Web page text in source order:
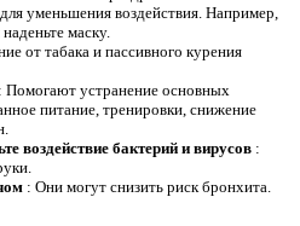
уменьшения воздействия. Например,
маску.
от табака и пассивного курения
: Помогают устранение основных
питание, тренировки, снижение
воздействие бактерий и вирусов :
: Они могут снизить риск бронхита.